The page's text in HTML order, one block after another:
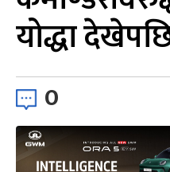
योद्धा
0